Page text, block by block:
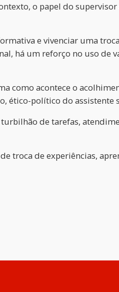
o papel do
e vivenciar uma
há um reforço no uso de
como acontece o
ético-político do assistente
de tarefas,
troca de experiências,